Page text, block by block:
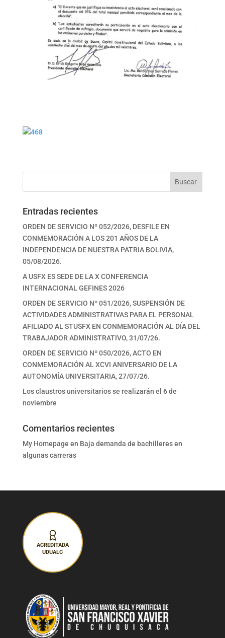
Buscar
Entradas recientes
ORDEN DE SERVICIO Nº 052/2026, DESFILE EN
CONMEMORACIÓN A LOS 201 AÑOS DE LA
INDEPENDENCIA DE NUESTRA PATRIA BOLIVIA,
05/08/2026.
A USFX ES SEDE DE LA X CONFERENCIA
INTERNACIONAL GEFINES 2026
ORDEN DE SERVICIO Nº 051/2026, SUSPENSIÓN DE
ACTIVIDADES ADMINISTRATIVAS PARA EL PERSONAL
AFILIADO AL STUSFX EN CONMEMORACIÓN AL DÍA DEL
TRABAJADOR ADMINISTRATIVO, 31/07/26.
ORDEN DE SERVICIO Nº 050/2026, ACTO EN
CONMEMORACIÓN AL XCVI ANIVERSARIO DE LA
AUTONOMÍA UNIVERSITARIA, 27/07/26.
Los claustros universitarios se realizarán el 6 de
noviembre
Comentarios recientes
My Homepage en Baja demanda de bachilleres en
algunas carreras
ACREDITADA
UDUALC